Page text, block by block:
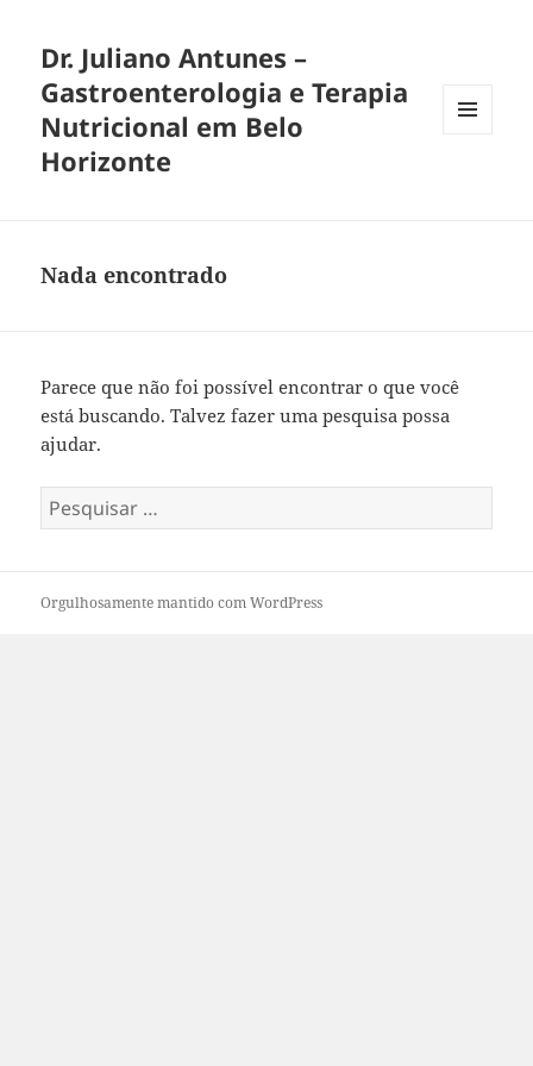
Dr. Juliano Antunes –
Gastroenterologia e Terapia
Nutricional em Belo
Horizonte
Nada encontrado
Parece que não foi possível encontrar o que você
está buscando. Talvez fazer uma pesquisa possa
ajudar.
Pesquisar
por:
Orgulhosamente mantido com WordPress